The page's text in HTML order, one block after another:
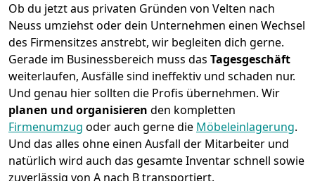
Ob du jetzt aus privaten Gründen von Velten nach
Neuss umziehst oder dein Unternehmen einen Wechsel
des Firmensitzes anstrebt, wir begleiten dich gerne.
Gerade im Businessbereich muss das Tagesgeschäft
weiterlaufen, Ausfälle sind ineffektiv und schaden nur.
Und genau hier sollten die Profis übernehmen. Wir
planen und organisieren den kompletten
Firmenumzug oder auch gerne die Möbeleinlagerung.
Und das alles ohne einen Ausfall der Mitarbeiter und
natürlich wird auch das gesamte Inventar schnell sowie
zuverlässig von A nach B transportiert.